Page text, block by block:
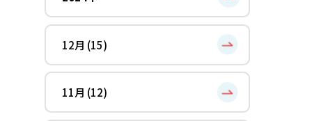
12月 (15)
11月 (12)